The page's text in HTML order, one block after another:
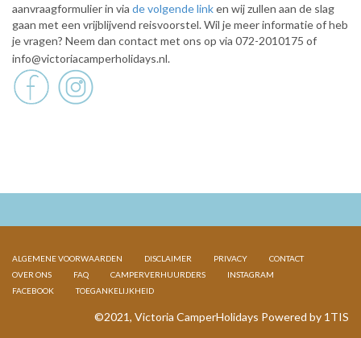
aanvraagformulier in via de volgende linken wij zullen aan de slag
gaan met een vrijblijvend reisvoorstel. Wil je meer informatie of heb
je vragen? Neem dan contact met ons op via 072-2010175 of
info@victoriacamperholidays.nl.
ALGEMENE VOORWAARDEN DISCLAIMER PRIVACY
CONTACT
OVER ONS
FAQ CAMPERVERHUURDERS
INSTAGRAM
FACEBOOK
TOEGANKELIJKHEID
©2021, Victoria CamperHolidays Powered by 1TIS